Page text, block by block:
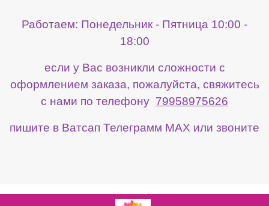
Работаем: Понедельник - Пятница 10:00 -
18:00
если у Вас возникли сложности с
оформлением заказа, пожалуйста, свяжитесь
с нами по телефону 79958975626
пишите в Ватсап Телеграмм МАХ или звоните